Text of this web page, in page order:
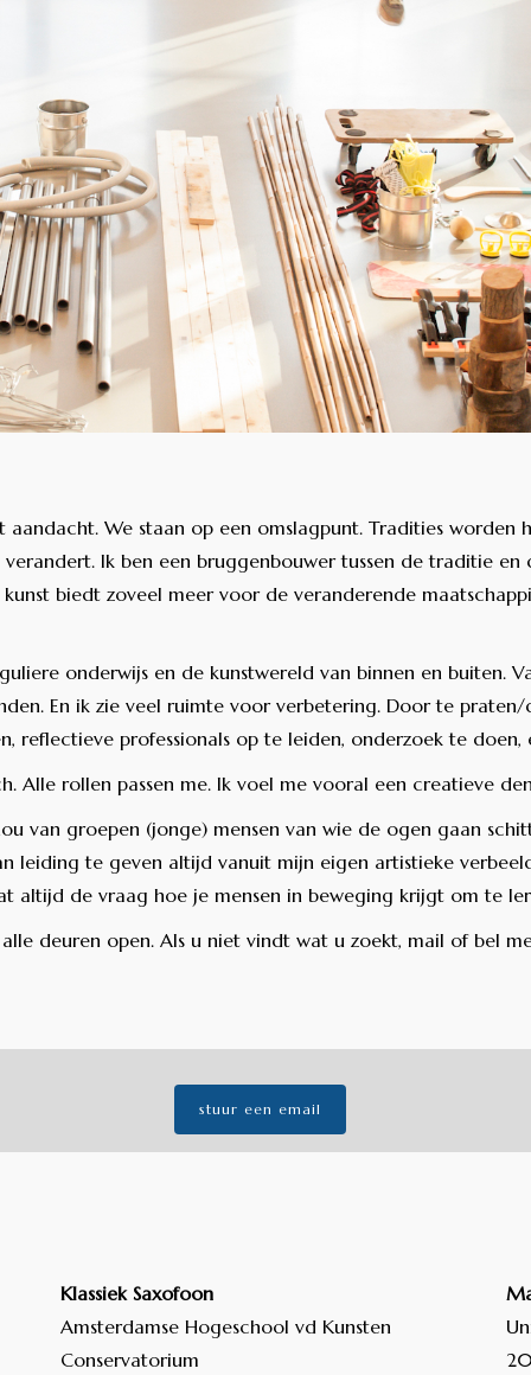
We staan op een omslagpunt. Tradities worden
Ik ben een bruggenbouwer tussen de traditie
biedt zoveel meer voor de veranderende
onderwijs en de kunstwereld van binnen en buiten.
En ik zie veel ruimte voor verbetering. Door te
reflectieve professionals op te leiden, onderzoek te
Alle rollen passen me. Ik voel me vooral een creatieve
van groepen (jonge) mensen van wie de ogen gaan
leiding te geven altijd vanuit mijn eigen artistieke
altijd de vraag hoe je mensen in beweging krijgt om te
deuren open. Als u niet vindt wat u zoekt, mail of bel
stuur een email
Klassiek Saxofoon
Amsterdamse Hogeschool vd Kunsten
Conservatorium